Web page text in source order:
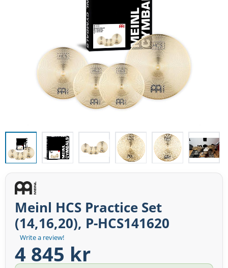
Write a review!
Meinl HCS Practice Set
(14,16,20), P-HCS141620
4 845 kr